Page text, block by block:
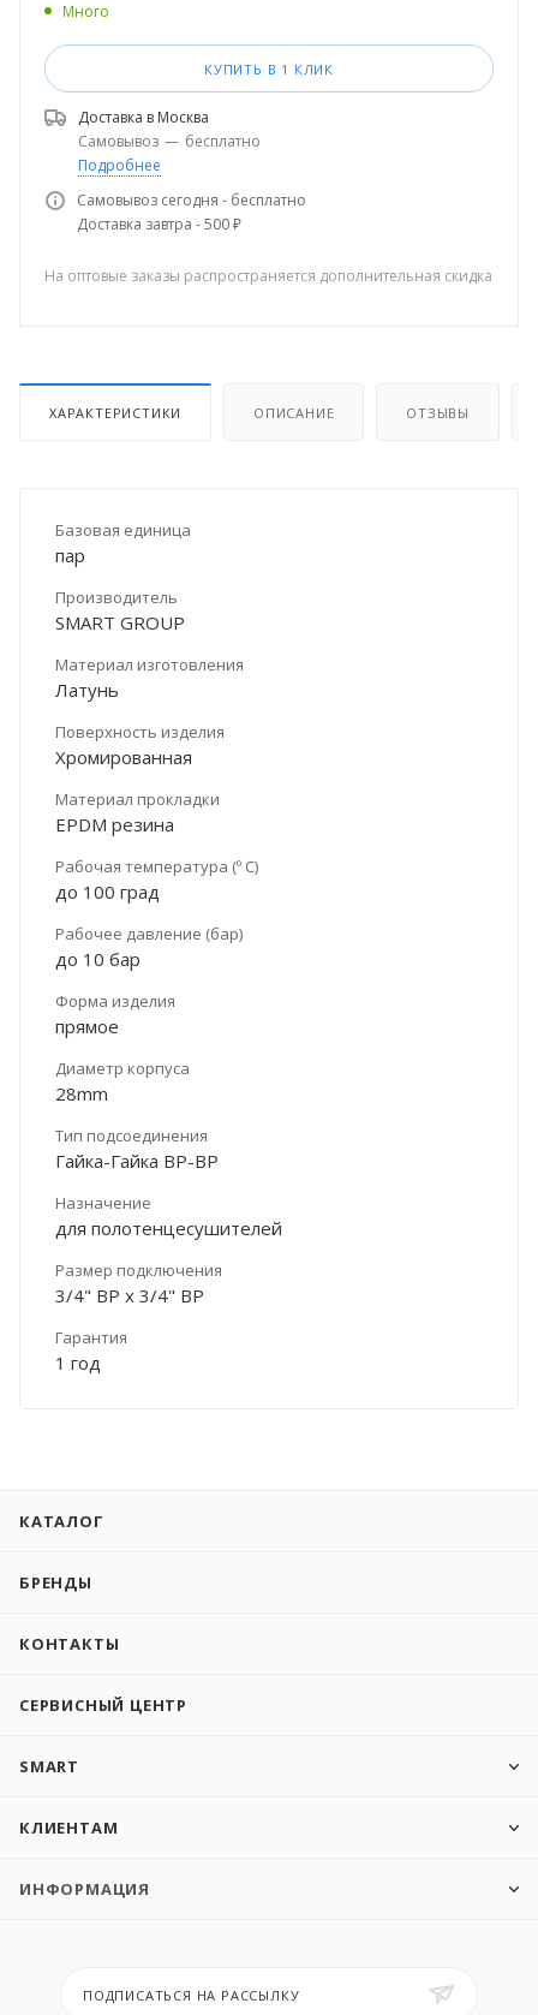
Много
КУПИТЬ В 1 КЛИК
Доставка в Москва
Самовывоз — бесплатно
Подробнее
Самовывоз сегодня - бесплатно
Доставка завтра - 500 ₽
На оптовые заказы распространяется дополнительная скидка
ХАРАКТЕРИСТИКИ ОПИСАНИЕ ОТЗЫВЫ
Базовая единица
пар
Производитель
SMART GROUP
Материал изготовления
Латунь
Поверхность изделия
Хромированная
Материал прокладки
EPDM резина
Рабочая температура (º С)
до 100 град
Рабочее давление (бар)
до 10 бар
Форма изделия
прямое
Диаметр корпуса
28mm
Тип подсоединения
Гайка-Гайка ВР-ВР
Назначение
для полотенцесушителей
Размер подключения
3/4" ВР х 3/4" ВР
Гарантия
1 год
КАТАЛОГ
БРЕНДЫ
КОНТАКТЫ
СЕРВИСНЫЙ ЦЕНТР
SMART
КЛИЕНТАМ
ИНФОРМАЦИЯ
ПОДПИСАТЬСЯ НА РАССЫЛКУ